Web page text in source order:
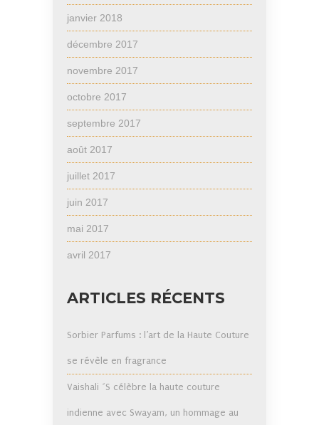
janvier 2018
décembre 2017
novembre 2017
octobre 2017
septembre 2017
août 2017
juillet 2017
juin 2017
mai 2017
avril 2017
ARTICLES RÉCENTS
Sorbier Parfums : l’art de la Haute Couture
se révèle en fragrance
Vaishali ´S célèbre la haute couture
indienne avec Swayam, un hommage au